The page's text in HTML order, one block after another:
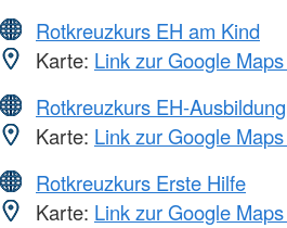
Rotkreuzkurs EH am Kind
Karte: Link zur Google
Rotkreuzkurs EH-
Karte: Link zur Google
Rotkreuzkurs Erste Hilfe
Karte: Link zur Google